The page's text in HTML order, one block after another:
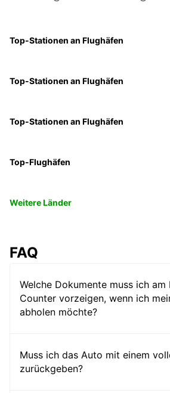
Top-Stationen an Flughäfen
Top-Stationen an Flughäfen
Top-Stationen an Flughäfen
Top-Flughäfen
Weitere Länder
FAQ
Welche Dokumente muss ich am
Counter vorzeigen, wenn ich
abholen möchte?
Muss ich das Auto mit einem
zurückgeben?